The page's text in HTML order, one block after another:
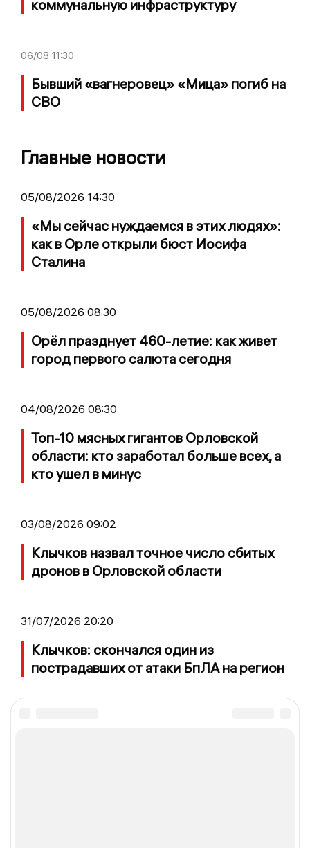
коммунальную инфраструктуру
06/08 11:30
Бывший «вагнеровец» «Мица» погиб на
СВО
Главные новости
05/08/2026 14:30
«Мы сейчас нуждаемся в этих людях»:
как в Орле открыли бюст Иосифа
Сталина
05/08/2026 08:30
Орёл празднует 460-летие: как живет
город первого салюта сегодня
04/08/2026 08:30
Топ-10 мясных гигантов Орловской
области: кто заработал больше всех, а
кто ушел в минус
03/08/2026 09:02
Клычков назвал точное число сбитых
дронов в Орловской области
31/07/2026 20:20
Клычков: скончался один из
пострадавших от атаки БпЛА на регион